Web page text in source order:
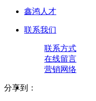
鑫鸿人才
联系我们
联系方式
在线留言
营销网络
分享到：